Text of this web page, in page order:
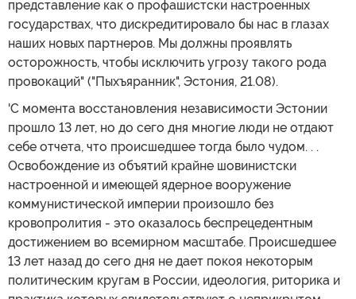
представление как о профашистски настроенных
государствах, что дискредитировало бы нас в глазах
наших новых партнеров. Мы должны проявлять
осторожность, чтобы исключить угрозу такого рода
провокаций" ("Пыхъяранник", Эстония, 21.08).
'С момента восстановления независимости Эстонии
прошло 13 лет, но до сего дня многие люди не отдают
себе отчета, что происшедшее тогда было чудом. . .
Освобождение из объятий крайне шовинистски
настроенной и имеющей ядерное вооружение
коммунистической империи произошло без
кровопролития - это оказалось беспрецедентным
достижением во всемирном масштабе. Происшедшее
13 лет назад до сего дня не дает покоя некоторым
политическим кругам в России, идеология, риторика и